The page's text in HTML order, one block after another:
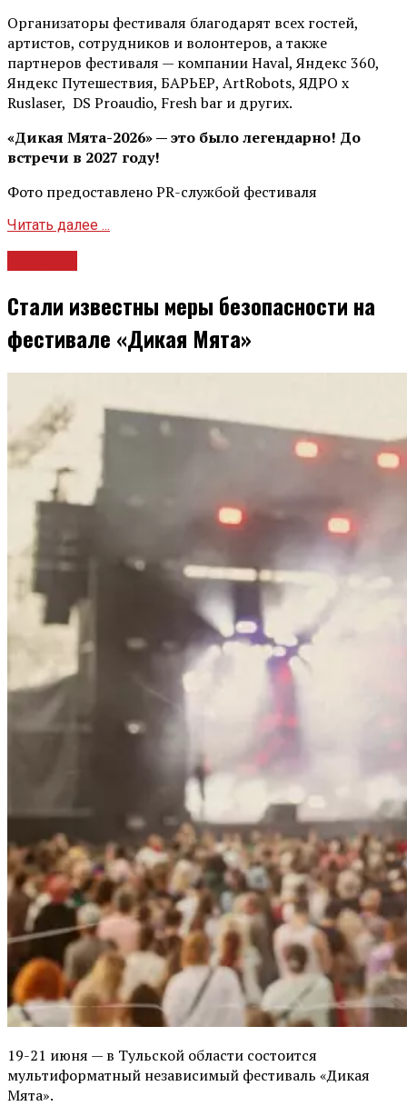
Организаторы фестиваля благодарят всех гостей,
артистов, сотрудников и волонтеров, а также
партнеров фестиваля — компании Haval, Яндекс 360,
Яндекс Путешествия, БАРЬЕР, ArtRobots, ЯДРО х
Ruslaser, DS Proaudio, Fresh bar и других.
«Дикая Мята-2026» — это было легендарно! До
встречи в 2027 году!
Фото предоставлено PR-службой фестиваля
Читать далее ...
Стали известны меры безопасности на
фестивале «Дикая Мята»
19-21 июня — в Тульской области состоится
мультиформатный независимый фестиваль «Дикая
Мята».